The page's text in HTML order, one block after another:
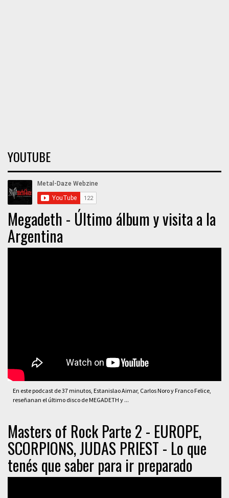
YOUTUBE
Megadeth - Último álbum y visita a la
Argentina
En este podcast de 37 minutos, Estanislao Aimar, Carlos Noro y Franco Felice,
reseñanan el último disco de MEGADETH y ...
Masters of Rock Parte 2 - EUROPE,
SCORPIONS, JUDAS PRIEST - Lo que
tenés que saber para ir preparado